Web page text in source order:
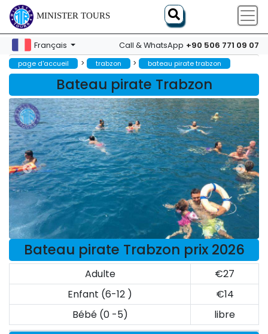
MINISTER TOURS
Français Call & WhatsApp +90 506 771 09 07
page d'accueil > trabzon > bateau pirate trabzon
Bateau pirate Trabzon
Bateau pirate Trabzon prix 2026
Adulte
€27
Enfant (6-12 )
€14
Bébé (0 -5)
libre